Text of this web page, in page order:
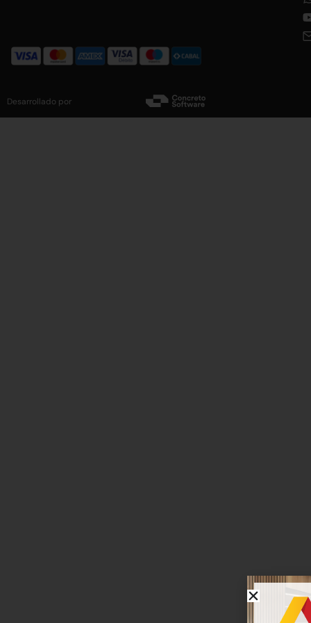
Desarrollado por